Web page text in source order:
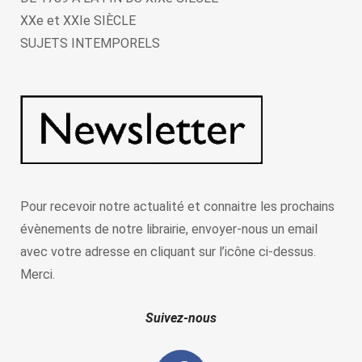
XXe et XXIe SIÈCLE
SUJETS INTEMPORELS
Pour recevoir notre actualité et connaitre les prochains
évènements de notre librairie, envoyer-nous un email
avec votre adresse en cliquant sur l’icône ci-dessus.
Merci.
Suivez-nous